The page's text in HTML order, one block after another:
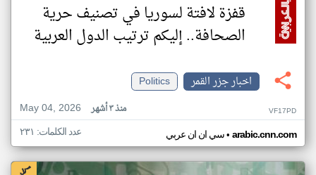
قفزة لافتة لسوريا في تصنيف حرية
الصحافة.. إليكم ترتيب الدول العربية
اخبار جزر القمر
Politics
May 04, 2026
منذ ٣ أشهر VF17PD
سي ان ان عربي• arabic.cnn.com عدد الكلمات: ٢٣١